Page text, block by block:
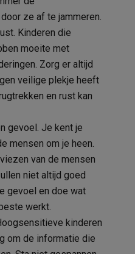
ze af te jammeren.
Kinderen die
moeite met
Zorg er altijd
veilige plekje heeft
en rust kan
gevoel. Je kent je
mensen om je heen.
van de mensen
niet altijd goed
gevoel en doe wat
werkt.
kinderen
om de informatie die